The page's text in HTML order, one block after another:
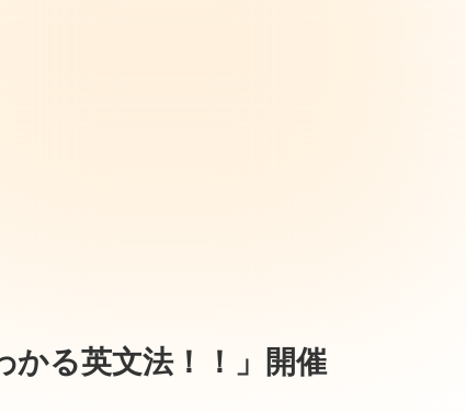
かる英文法！！」開催